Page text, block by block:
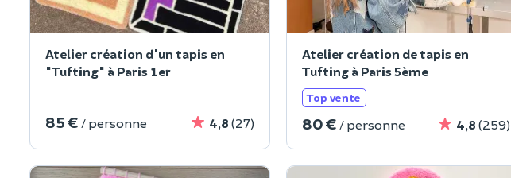
Atelier création d'un tapis en
"Tufting" à Paris 1er
85 € / personne 4,8 (27)
Atelier création de tapis en
Tufting à Paris 5ème
Top vente
80 € / personne 4,8 (259)